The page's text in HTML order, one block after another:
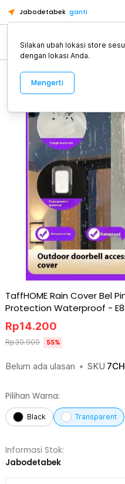
Jabodetabek ganti
Alat Kopi
TaffHOME Rain Cover Bel
Protection Waterproof -
Belum ada ulasan • SKU
Rp14.200
Rp30.900 55%
Pilihan Warna:
Black Transparent
Informasi Stok:
Jabodetabek
Silakan ubah lokasi store
dengan lokasi Anda.
Mengerti